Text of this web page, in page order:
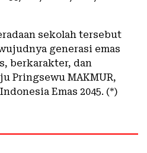
sekolah tersebut
generasi emas
berkarakter, dan
Pringsewu MAKMUR,
Emas 2045. (*)